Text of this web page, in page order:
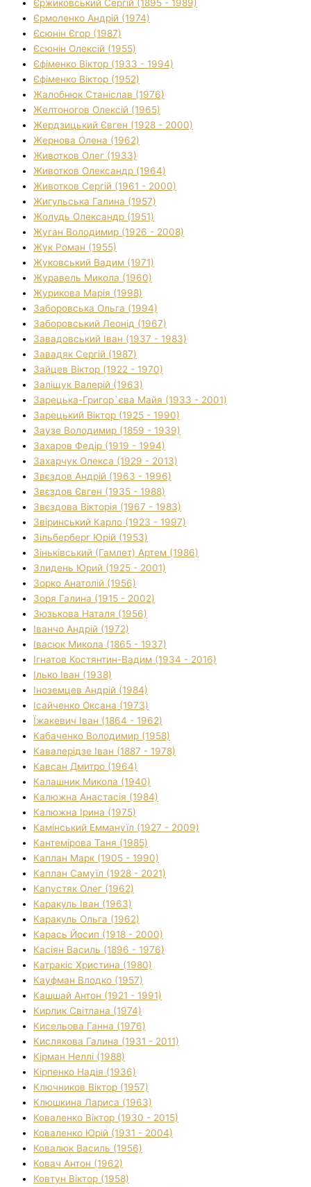
Єржиковський Сергій (1895 - 1989)
Єрмоленко Андрій (1974)
Єсюнін Єгор (1987)
Єсюнін Олексій (1955)
Єфіменко Віктор (1933 - 1994)
Єфіменко Віктор (1952)
Жалобнюк Станіслав (1976)
Желтоногов Олексій (1965)
Жердзицький Євген (1928 - 2000)
Жернова Олена (1962)
Животков Олег (1933)
Животков Олександр (1964)
Животков Сергій (1961 - 2000)
Жигульська Галина (1957)
Жолудь Олександр (1951)
Жуган Володимир (1926 - 2008)
Жук Роман (1955)
Жуковський Вадим (1971)
Журавель Микола (1960)
Журикова Марія (1998)
Заборовська Ольга (1994)
Заборовський Леонід (1967)
Завадовський Іван (1937 - 1983)
Завадяк Сергій (1987)
Зайцев Віктор (1922 - 1970)
Заліщук Валерій (1963)
Зарецька-Григор`єва Майя (1933 - 2001)
Зарецький Віктор (1925 - 1990)
Заузе Володимир (1859 - 1939)
Захаров Федір (1919 - 1994)
Захарчук Олекса (1929 - 2013)
Звєздов Андрій (1963 - 1996)
Звєздов Євген (1935 - 1988)
Звєздова Вікторія (1967 - 1983)
Звіринський Карло (1923 - 1997)
Зільберберг Юрій (1953)
Зіньківський (Гамлет) Артем (1986)
Злидень Юрий (1925 - 2001)
Зорко Анатолій (1956)
Зоря Галина (1915 - 2002)
Зюзькова Наталя (1956)
Іванчо Андрій (1972)
Івасюк Микола (1865 - 1937)
Ігнатов Костянтин-Вадим (1934 - 2016)
Ілько Іван (1938)
Іноземцев Андрій (1984)
Ісайченко Оксана (1973)
Їжакевич Іван (1864 - 1962)
Кабаченко Володимир (1958)
Кавалерідзе Іван (1887 - 1978)
Кавсан Дмитро (1964)
Калашник Микола (1940)
Калюжна Анастасія (1984)
Калюжна Ірина (1975)
Камінський Еммануїл (1927 - 2009)
Кантемірова Таня (1985)
Каплан Марк (1905 - 1990)
Каплан Самуїл (1928 - 2021)
Капустяк Олег (1962)
Каракуль Іван (1963)
Каракуль Ольга (1962)
Карась Йосип (1918 - 2000)
Касіян Василь (1896 - 1976)
Катракіс Христина (1980)
Кауфман Влодко (1957)
Кашшай Антон (1921 - 1991)
Кирлик Світлана (1974)
Кисельова Ганна (1976)
Кислякова Галина (1931 - 2011)
Кірман Неллі (1988)
Кірпенко Надія (1936)
Ключников Віктор (1957)
Клюшкина Лариса (1963)
Коваленко Віктор (1930 - 2015)
Коваленко Юрій (1931 - 2004)
Ковалюк Василь (1956)
Ковач Антон (1962)
Ковтун Віктор (1958)